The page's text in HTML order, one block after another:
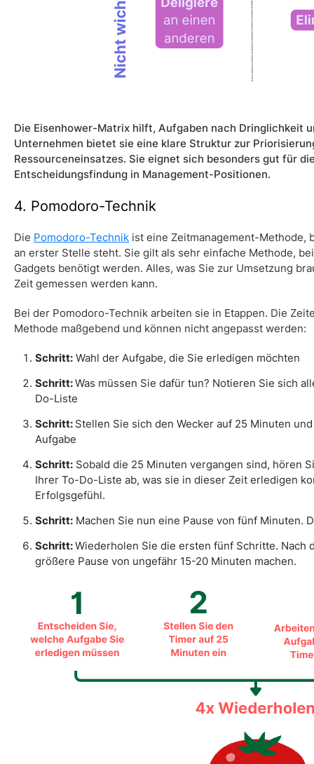
Die Eisenhower-Matrix hilft, Aufgaben nach Dringlichkeit
Unternehmen bietet sie eine klare Struktur zur
Ressourceneinsatzes. Sie eignet sich besonders gut für
Entscheidungsfindung in Management-Positionen.
4. Pomodoro-Technik
Die Pomodoro-Technik ist eine Zeitmanagement-Methode,
an erster Stelle steht. Sie gilt als sehr einfache Methode,
Gadgets benötigt werden. Alles, was Sie zur Umsetzung
Zeit gemessen werden kann.
Bei der Pomodoro-Technik arbeiten sie in Etappen. Die
Methode maßgebend und können nicht angepasst werden:
Schritt: Wahl der Aufgabe, die Sie erledigen möchten
Schritt:Was müssen Sie dafür tun? Notieren Sie sich
Do-Liste
Schritt: Stellen Sie sich den Wecker auf 25 Minuten
Aufgabe
Schritt: Sobald die 25 Minuten vergangen sind, hören
Ihrer To-Do-Liste ab, was sie in dieser Zeit erledigen
Erfolgsgefühl.
Schritt: Machen Sie nun eine Pause von fünf Minuten.
Schritt:Wiederholen Sie die ersten fünf Schritte. Nach
größere Pause von ungefähr 15-20 Minuten machen.